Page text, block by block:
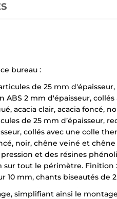
bureau :
de 25 mm
ABS 2 mm d'épaisseur,
acacia clair, acacia foncé,
de 25 mm d’épaisseur,
collés avec une colle
noir, chêne veiné et chêne
et des résines
sur tout le périmètre. Finition
10 mm, chants biseautés
simplifiant ainsi le